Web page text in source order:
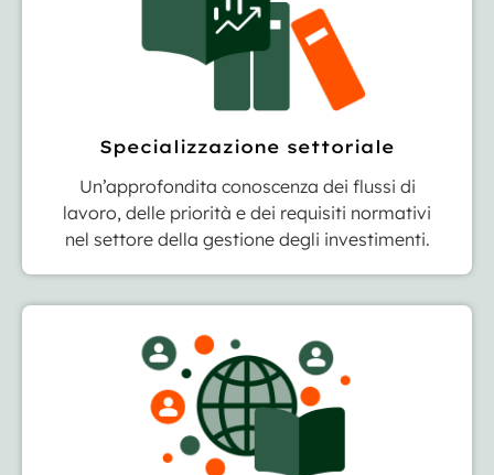
Specializzazione settoriale
Un’approfondita conoscenza dei flussi di
lavoro, delle priorità e dei requisiti normativi
nel settore della gestione degli investimenti.